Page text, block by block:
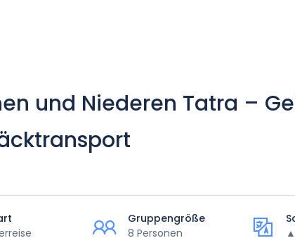
und Niederen Tatra –
Gruppengröße
8 Personen